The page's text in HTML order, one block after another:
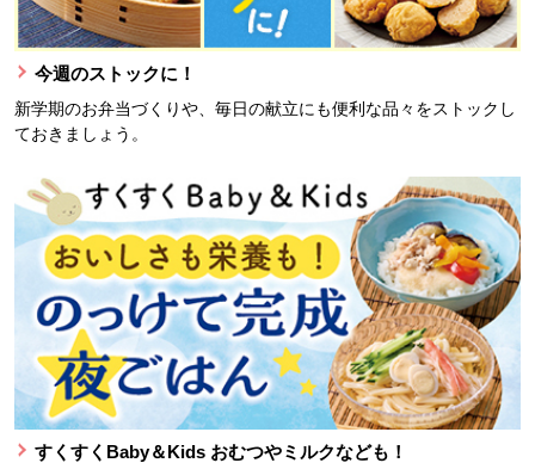
今週のストックに！
新学期のお弁当づくりや、毎日の献立にも便利な品々をストックし
ておきましょう。
すくすくBaby＆Kids おむつやミルクなども！